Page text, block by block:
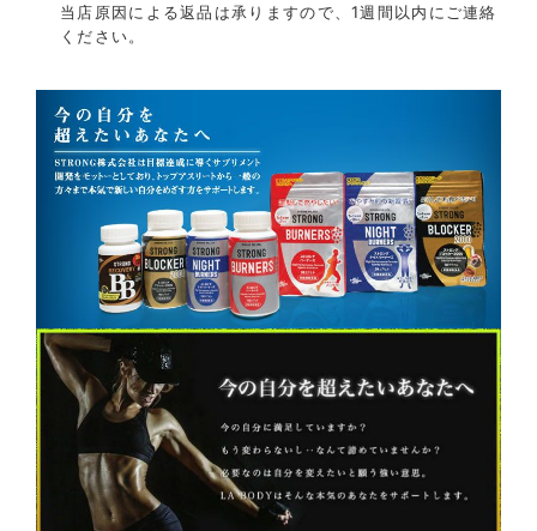
当店原因による返品は承りますので、1週間以内にご連絡
ください。